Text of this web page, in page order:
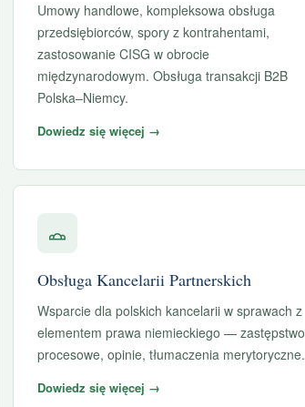
Umowy handlowe, kompleksowa obsługa
przedsiębiorców, spory z kontrahentami,
zastosowanie CISG w obrocie
międzynarodowym. Obsługa transakcji B2B
Polska–Niemcy.
Dowiedz się więcej →
Obsługa Kancelarii Partnerskich
Wsparcie dla polskich kancelarii w sprawach z
elementem prawa niemieckiego — zastępstwo
procesowe, opinie, tłumaczenia merytoryczne.
Dowiedz się więcej →